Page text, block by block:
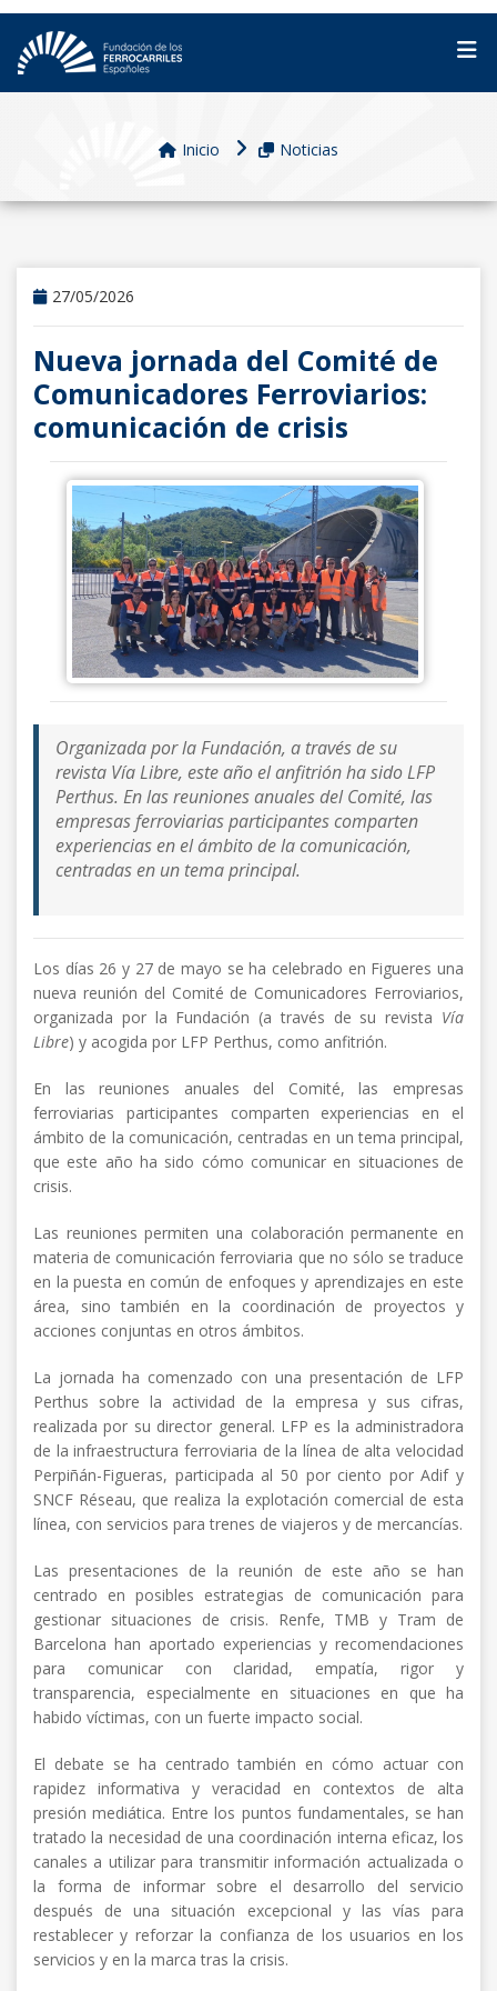
Inicio Noticias
27/05/2026
Nueva jornada del Comité de
Comunicadores Ferroviarios:
comunicación de crisis
Organizada por la Fundación, a través de su
revista Vía Libre, este año el anfitrión ha sido LFP
Perthus. En las reuniones anuales del Comité, las
empresas ferroviarias participantes comparten
experiencias en el ámbito de la comunicación,
centradas en un tema principal.
Los días 26 y 27 de mayo se ha celebrado en Figueres una
nueva reunión del Comité de Comunicadores Ferroviarios,
organizada por la Fundación (a través de su revista Vía
Libre) y acogida por LFP Perthus, como anfitrión.
En las reuniones anuales del Comité, las empresas
ferroviarias participantes comparten experiencias en el
ámbito de la comunicación, centradas en un tema principal,
que este año ha sido cómo comunicar en situaciones de
crisis.
Las reuniones permiten una colaboración permanente en
materia de comunicación ferroviaria que no sólo se traduce
en la puesta en común de enfoques y aprendizajes en este
área, sino también en la coordinación de proyectos y
acciones conjuntas en otros ámbitos.
La jornada ha comenzado con una presentación de LFP
Perthus sobre la actividad de la empresa y sus cifras,
realizada por su director general. LFP es la administradora
de la infraestructura ferroviaria de la línea de alta velocidad
Perpiñán-Figueras, participada al 50 por ciento por Adif y
SNCF Réseau, que realiza la explotación comercial de esta
línea, con servicios para trenes de viajeros y de mercancías.
Las presentaciones de la reunión de este año se han
centrado en posibles estrategias de comunicación para
gestionar situaciones de crisis. Renfe, TMB y Tram de
Barcelona han aportado experiencias y recomendaciones
para comunicar con claridad, empatía, rigor y
transparencia, especialmente en situaciones en que ha
habido víctimas, con un fuerte impacto social.
El debate se ha centrado también en cómo actuar con
rapidez informativa y veracidad en contextos de alta
presión mediática. Entre los puntos fundamentales, se han
tratado la necesidad de una coordinación interna eficaz, los
canales a utilizar para transmitir información actualizada o
la forma de informar sobre el desarrollo del servicio
después de una situación excepcional y las vías para
restablecer y reforzar la confianza de los usuarios en los
servicios y en la marca tras la crisis.